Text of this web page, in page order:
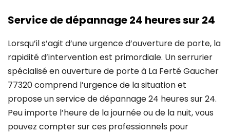
Service de dépannage 24 heures sur 24
Lorsqu’il s’agit d’une urgence d’ouverture de porte, la
rapidité d’intervention est primordiale. Un serrurier
spécialisé en ouverture de porte à La Ferté Gaucher
77320 comprend l’urgence de la situation et
propose un service de dépannage 24 heures sur 24.
Peu importe l’heure de la journée ou de la nuit, vous
pouvez compter sur ces professionnels pour